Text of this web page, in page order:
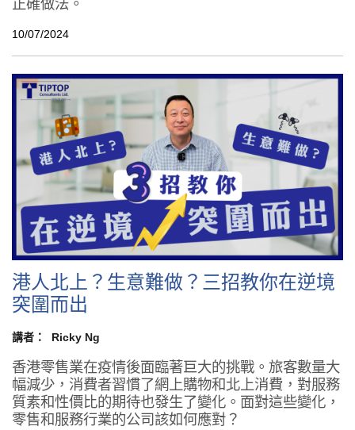
正確做法。
10/07/2024
港人北上？生意難做？三招教你在逆境
突圍而出
講者： Ricky Ng
香港零售業在疫情後面臨著巨大的挑戰。旅客數量大
幅減少，消費者習慣了網上購物和北上消費，對服務
質素和性價比的期待也發生了變化。面對這些變化，
零售和服務行業的公司該如何應對？